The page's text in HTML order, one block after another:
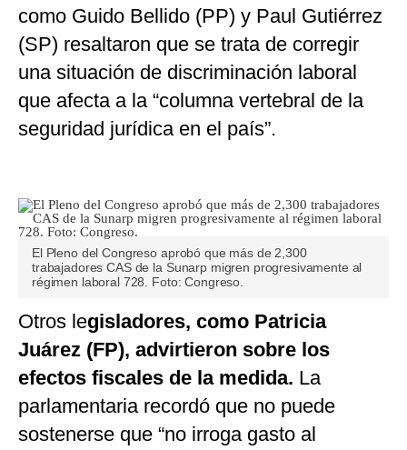
como Guido Bellido (PP) y Paul Gutiérrez
(SP) resaltaron que se trata de corregir
una situación de discriminación laboral
que afecta a la “columna vertebral de la
seguridad jurídica en el país”.
El Pleno del Congreso aprobó que más de 2,300
trabajadores CAS de la Sunarp migren progresivamente al
régimen laboral 728. Foto: Congreso.
Otros legisladores, como Patricia
Juárez (FP), advirtieron sobre los
efectos fiscales de la medida. La
parlamentaria recordó que no puede
sostenerse que “no irroga gasto al